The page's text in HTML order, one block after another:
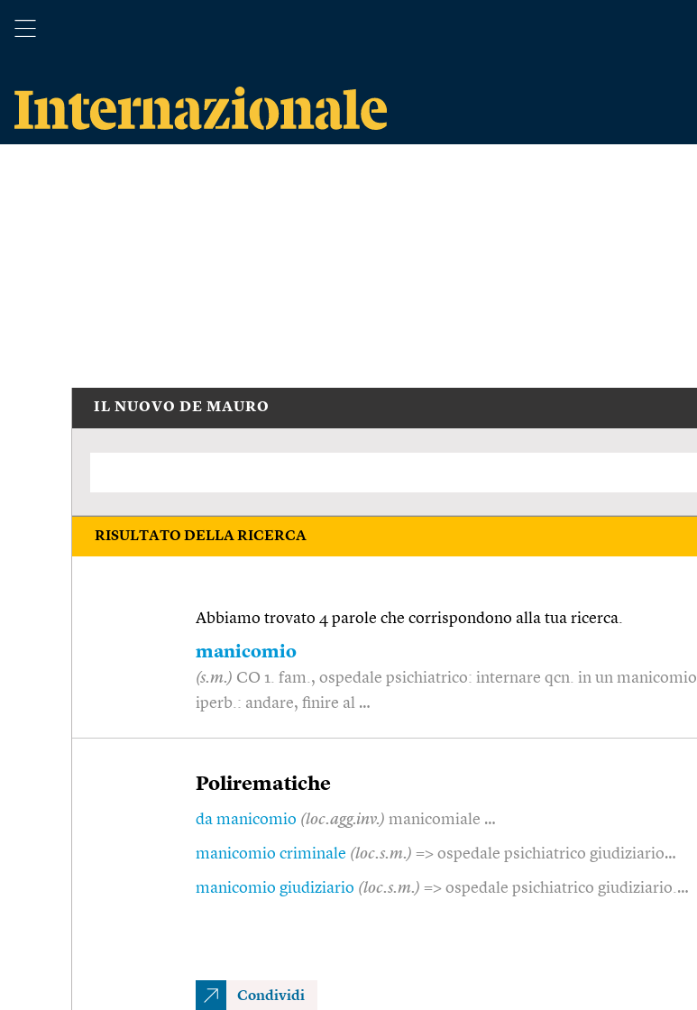
IL NUOVO DE MAURO
RISULTATO DELLA RICERCA
Abbiamo trovato 4 parole che corrispondono alla tua ricerca.
manicomio
(s.m.) CO 1. fam., ospedale psichiatrico: internare qcn. in un manicomio |
iperb.: andare, finire al …
Polirematiche
da manicomio (loc.agg.inv.) manicomiale …
manicomio criminale (loc.s.m.) => ospedale psichiatrico giudiziario…
manicomio giudiziario (loc.s.m.) => ospedale psichiatrico giudiziario.…
Condividi